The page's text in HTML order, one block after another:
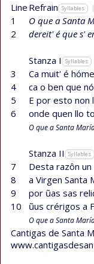
Line Refrain Syllables
1 O que a Santa
2
dereit' é que s'
Stanza I Syllables
3 Ca muit' é
4
ca o ben que
5
E por esto non
6
onde quen llo
O que a Santa
Stanza II Syllables
7 Desta razôn
8
a Virgen Santa
9
por ũas sas
10 ũus crérigos a
O que a Santa
Cantigas de Santa